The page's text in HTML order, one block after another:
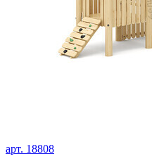
арт. 18808